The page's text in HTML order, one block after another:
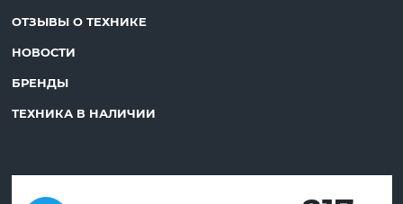
ОТЗЫВЫ О ТЕХНИКЕ
НОВОСТИ
БРЕНДЫ
ТЕХНИКА В НАЛИЧИИ